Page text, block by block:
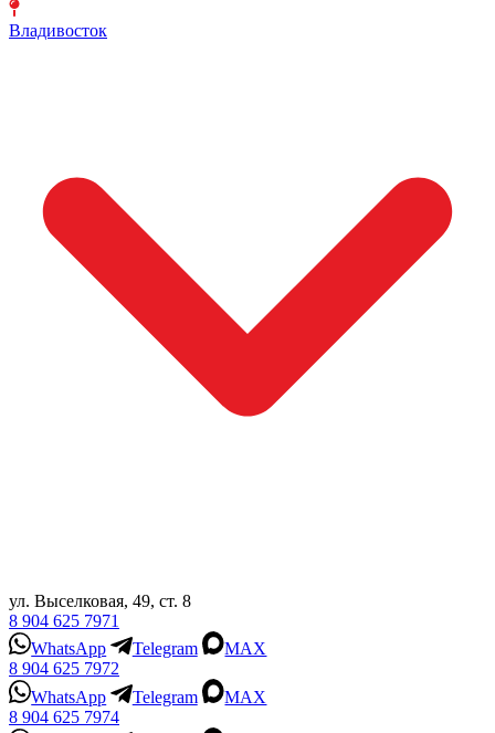
Владивосток
ул. Выселковая, 49, ст. 8
8 904 625 7971
WhatsApp
Telegram
MAX
8 904 625 7972
WhatsApp
Telegram
MAX
8 904 625 7974